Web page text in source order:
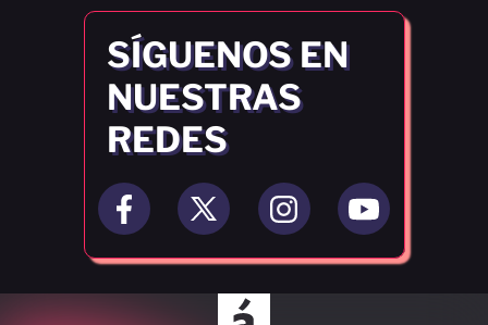
SÍGUENOS EN
NUESTRAS
REDES